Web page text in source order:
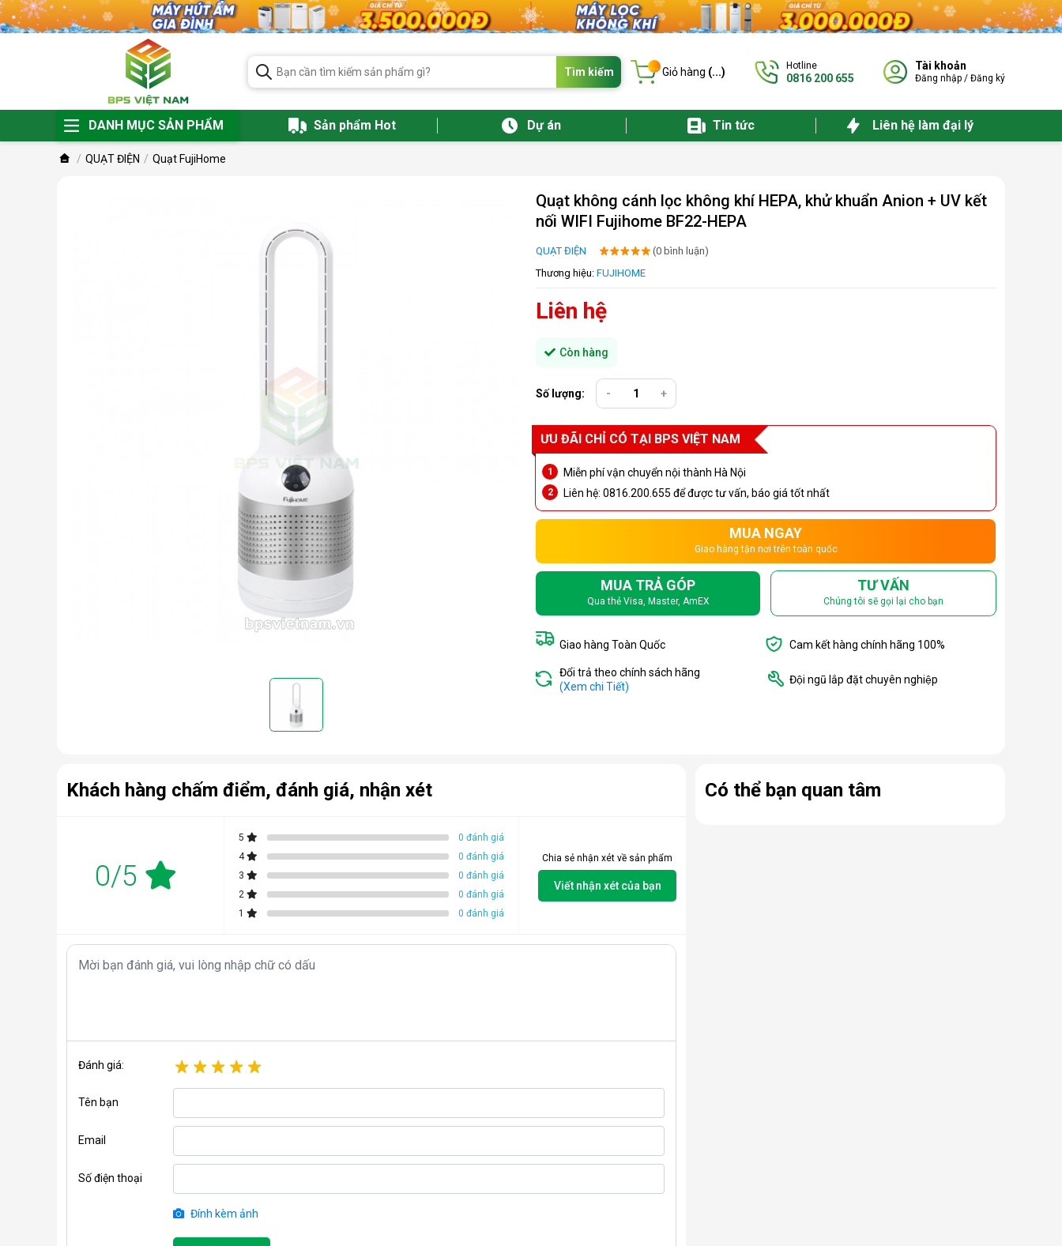
Tìm kiếm ... Giỏ hàng (...) Hotline
0816 200 655
Tài khoản
Đăng nhập / Đăng ký
DANH MỤC SẢN PHẨM Sản phẩm Hot Dự án Tin tức Liên hệ làm đại lý
QUẠT ĐIỆN Quạt FujiHome
Quạt không cánh lọc không khí HEPA, khử khuẩn Anion + UV kết
nối WIFI Fujihome BF22-HEPA
QUẠT ĐIỆN
(0 bình luận)
Thương hiệu: FUJIHOME
Liên hệ
Còn hàng
Số lượng: - +
ƯU ĐÃI CHỈ CÓ TẠI BPS VIỆT NAM
Miễn phí vận chuyển nội thành Hà Nội
Liên hệ: 0816.200.655 để được tư vấn, báo giá tốt nhất
MUA NGAY
Giao hàng tận nơi trên toàn quốc
MUA TRẢ GÓP
Qua thẻ Visa, Master, AmEX
TƯ VẤN
Chúng tôi sẽ gọi lại cho bạn
Giao hàng Toàn Quốc Cam kết hàng chính hãng 100%
Đổi trả theo chính sách hãng
(Xem chi Tiết)
Đội ngũ lắp đặt chuyên nghiệp
Khách hàng chấm điểm, đánh giá, nhận xét
0/5
5
0 đánh giá
4
0 đánh giá
3
0 đánh giá
2
0 đánh giá
1
0 đánh giá
Chia sẻ nhận xét về sản phẩm
Viết nhận xét của bạn
Đánh giá:
Tên bạn
Email
Số điện thoại
Đính kèm ảnh
Có thể bạn quan tâm